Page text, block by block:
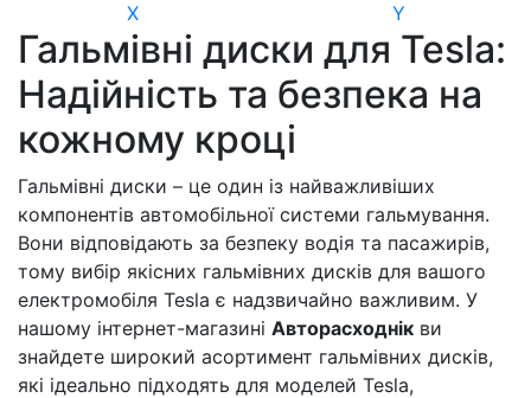
X
Y
Гальмівні диски для Tesla:
Надійність та безпека на
кожному кроці
Гальмівні диски – це один із найважливіших
компонентів автомобільної системи гальмування.
Вони відповідають за безпеку водія та пасажирів,
тому вибір якісних гальмівних дисків для вашого
електромобіля Tesla є надзвичайно важливим. У
нашому інтернет-магазині Авторасходнік ви
знайдете широкий асортимент гальмівних дисків,
які ідеально підходять для моделей Tesla,